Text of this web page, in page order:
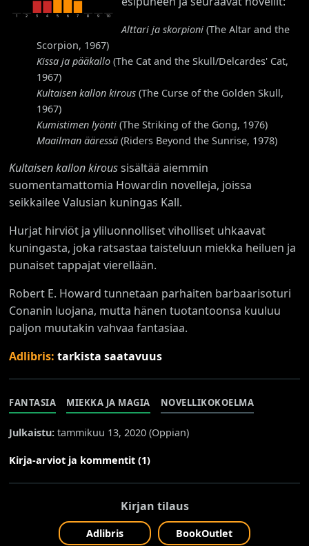
1 2 3 4 5 6 7 8 9 10
Alttari ja skorpioni(The Altar and the
Scorpion, 1967)
Kissa ja pääkallo (The Cat and the Skull/Delcardes' Cat,
1967)
Kultaisen kallon kirous (The Curse of the Golden Skull,
1967)
Kumistimen lyönti (The Striking of the Gong, 1976)
Maailman ääressä (Riders Beyond the Sunrise, 1978)
Kultaisen kallon kiroussisältää aiemmin
suomentamattomia Howardin novelleja, joissa
seikkailee Valusian kuningas Kall.
Hurjat hirviöt ja yliluonnolliset viholliset uhkaavat
kuningasta, joka ratsastaa taisteluun miekka heiluen ja
punaiset tappajat vierellään.
Robert E. Howard tunnetaan parhaiten barbaarisoturi
Conanin luojana, mutta hänen tuotantoonsa kuuluu
paljon muutakin vahvaa fantasiaa.
Adlibris:tarkista saatavuus
FANTASIA MIEKKA JA MAGIA NOVELLIKOKOELMA
Julkaistu: tammikuu 13, 2020 (Oppian)
Kirja-arviot ja kommentit (1)
Kirjan tilaus
Adlibris BookOutlet